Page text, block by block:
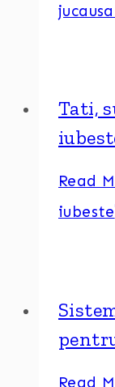
Tati,
Read
iubeste
Read